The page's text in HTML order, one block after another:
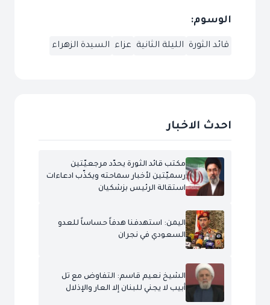
الوسوم:
قائد الثورة الليلة الثانية عزاء السيدة الزهراء
احدث الاخبار
مكتب قائد الثورة يحدّد مرجعيّتين
رسميّتين لأخبار سماحته ويكذّب ادعاءات
استقالة الرئيس بزشكيان
اليمن: استهدفنا هدفاً حساساً للعدو
السعودي في نجران
الشيخ نعيم قاسم: التفاوض مع تل
أبيب لا يجني للبنان إلا العار والإذلال